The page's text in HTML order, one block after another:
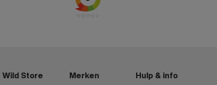
Wild Store Merken Hulp & info